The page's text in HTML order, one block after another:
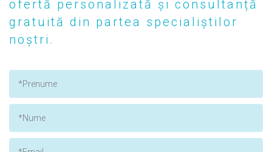
ofertă personalizată și consultanță
gratuită din partea specialiștilor
noștri.